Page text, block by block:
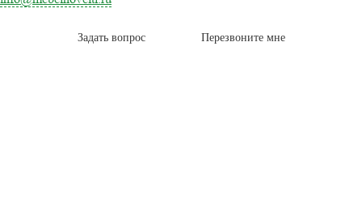
Задать вопрос Перезвоните мне